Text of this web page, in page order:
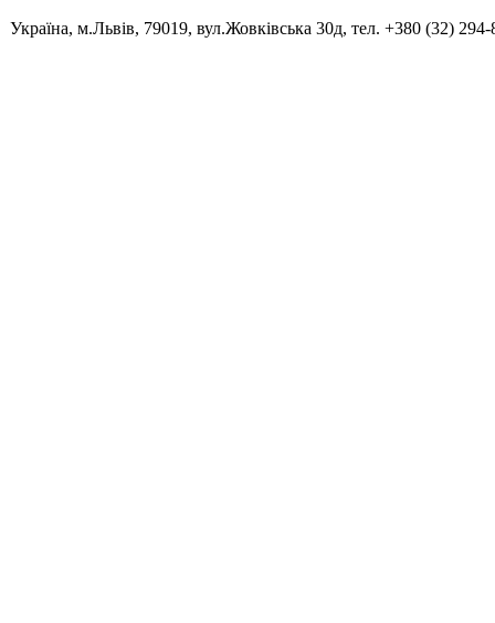
Україна, м.Львів, 79019, вул.Жовківська 30д, тел. +380 (32)